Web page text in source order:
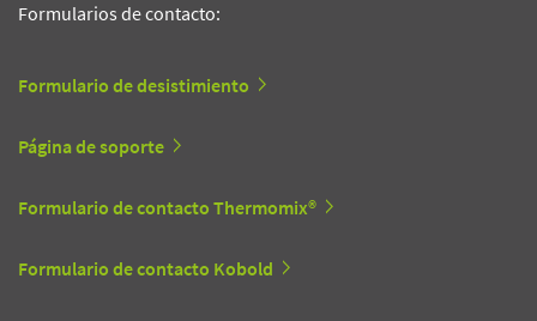
Formularios de contacto:
Formulario de desistimiento
Página de soporte
Formulario de contacto Thermomix®
Formulario de contacto Kobold